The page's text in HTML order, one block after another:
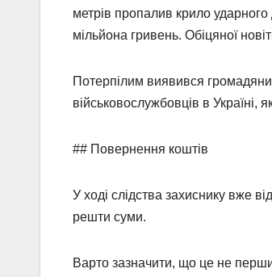
метрів пропалив крило
мільйона гривень. Обіцяної
Потерпілим виявився
військовослужбовців в
## Повернення коштів
У ході слідства захиснику вже
решти суми.
Варто зазначити, що це не